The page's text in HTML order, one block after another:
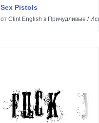
Sex Pistols
от Clint English в Причудливые /